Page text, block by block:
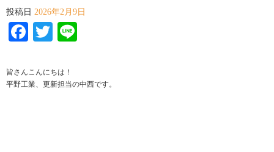
投稿日 2026年2月9日
Facebook
Twitter
皆さんこんにちは！
平野工業、更新担当の中西です。